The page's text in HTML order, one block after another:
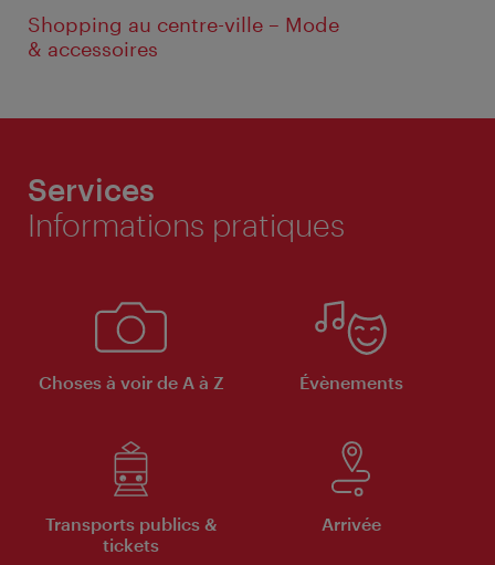
Shopping au centre-ville – Mode
& accessoires
Services
Informations pratiques
Choses à voir de A à Z Évènements
Transports publics &
tickets
Arrivée